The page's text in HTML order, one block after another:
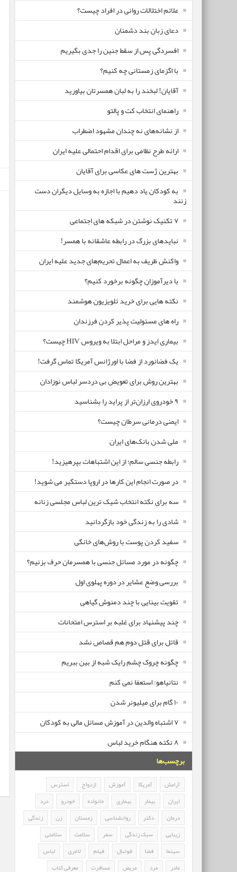
علائم اختلالات روانی در افراد چیست؟
دعای زبان بند دشمنان
افسردگی پس از سقط جنین را جدی بگیریم
با اگزمای زمستانی چه کنیم؟
آقایان! لبخند را به لبان همسرتان بیاورید
راهنمای انتخاب کت و پالتو
از نشانه‌های نه چندان مشهود اضطراب
ارائه طرح نظامی برای اقدام احتمالی علیه ایران
بهترین ژست های عکاسی برای آقایان
به کودکان یاد دهیم با اجازه به وسایل دیگران دست
زنند
۷ تکنیک نوشتن در شبکه های اجتماعی
نبایدهای بزرگ در رابطه عاشقانه با همسر!
واکنش ظریف به اعمال تحریم‌های جدید علیه ایران
با دیرآموزان چگونه برخورد کنیم؟
نکته هایی برای خرید تلویزیون هوشمند
راه های مسئولیت پذیر کردن فرزندان
بیماری ایدز و مراحل ابتلا به ویروس HIV چیست؟
یک فضانورد از فضا با اورژانس آمریکا تماس گرفت!
بهترین روش برای تعویض بی دردسر لباس نوزادان
٩ خودروی ارزان‌تر از پراید را بشناسید
ایمنی درمانی سرطان چیست؟
ملی شدن بانک‌های ایران
رابطه جنسی سالم؛ از این اشتباهات بپرهیزید!
در صورت انجام این کارها در اروپا دستگیر می شوید!
سه برای نکته انتخاب شیک ترین لباس مجلسی زنانه
شادی را به زندگی خود بازگردانید
سفید کردن پوست با روش‌های خانگی
چگونه در مورد مسائل جنسی با همسرمان حرف بزنیم؟
بررسی وضع عشایر در دوره پهلوی اول
تقویت بینایی با چند دمنوش گیاهی
چند پیشنهاد برای غلبه بر استرس امتحانات
قاتل برای قتل دوم هم قصاص نشد
چگونه چروک چشم رایک شبه از بین ببریم
نتانیاهو: استعفا نمی کنم
۱۰ گام برای میلیونر شدن
۷ اشتباه والدین در آموزش مسائل مالی به کودکان
۸ نکته هنگام خرید لباس
برچسب‌ها
آرامش آمریکا آموزش ازدواج
استرس
ایران
بیمار بیماری خانواده خودرو
درد
درمان
دکتر روانشناسی زمستان زن
زندگی
زیبایی
سبک زندگی سفر سلامت
سلامتی
سینما
فضا فوتبال فیلم لاغری
لباس
مادر
مرد مریض مسافرت معرفی کتاب